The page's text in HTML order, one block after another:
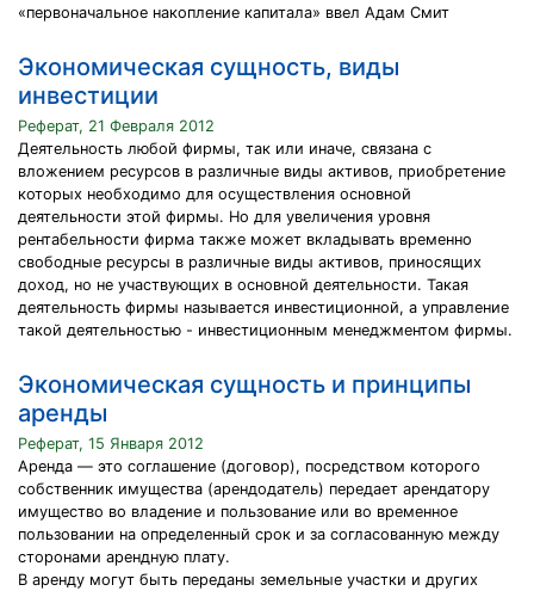
«первоначальное накопление капитала» ввел Адам Смит
Экономическая сущность, виды
инвестиции
Реферат, 21 Февраля 2012
Деятельность любой фирмы, так или иначе, связана с
вложением ресурсов в различные виды активов, приобретение
которых необходимо для осуществления основной
деятельности этой фирмы. Но для увеличения уровня
рентабельности фирма также может вкладывать временно
свободные ресурсы в различные виды активов, приносящих
доход, но не участвующих в основной деятельности. Такая
деятельность фирмы называется инвестиционной, а управление
такой деятельностью - инвестиционным менеджментом фирмы.
Экономическая сущность и принципы
аренды
Реферат, 15 Января 2012
Аренда — это соглашение (договор), посредством которого
собственник имущества (арендодатель) передает арендатору
имущество во владение и пользование или во временное
пользовании на определенный срок и за согласованную между
сторонами арендную плату.
В аренду могут быть переданы земельные участки и других